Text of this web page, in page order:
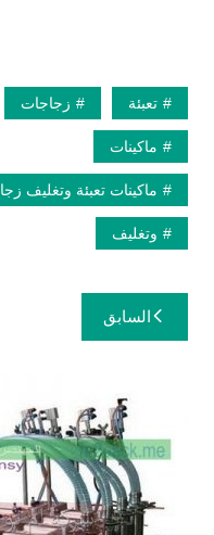
تعبئة زجاجات
ماكينات
ماكينات تعبئة وتغليف
وتغليف
تصفّح
المقالات
السابق